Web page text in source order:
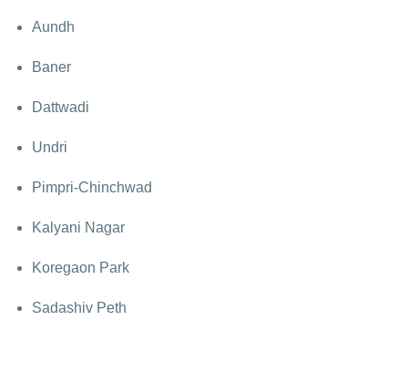
Aundh
Baner
Dattwadi
Undri
Pimpri-Chinchwad
Kalyani Nagar
Koregaon Park
Sadashiv Peth